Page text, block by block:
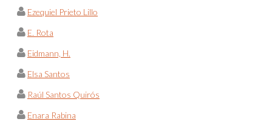
Ezequiel Prieto Lillo
E. Rota
Eidmann, H.
Elsa Santos
Raúl Santos Quirós
Enara Rabina